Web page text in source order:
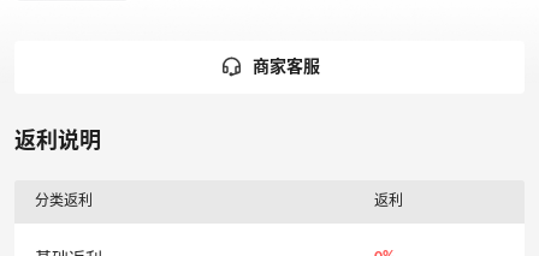
商家客服
返利说明
分类返利 返利